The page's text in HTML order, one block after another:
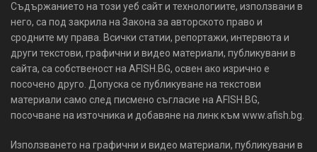
Съдържанието на този уеб сайт и технологиите, използвани в
него, са под закрила на Закона за авторското право и
сродните му права. Всички статии, репортажи, интервюта и
други текстови, графични и видео материали, публикувани в
сайта, са собственост на AFISH.BG, освен ако изрично е
посочено друго. Допуска се публикуване на текстови
материали само след писмено съгласие на AFISH.BG,
посочване на източника и добавяне на линк към www.afish.bg.
Използването на графични и видео материали, публикувани в